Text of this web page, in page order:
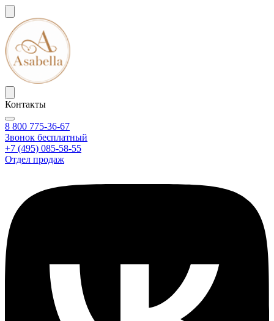
Контакты
8 800 775-36-67
Звонок бесплатный
+7 (495) 085-58-55
Отдел продаж